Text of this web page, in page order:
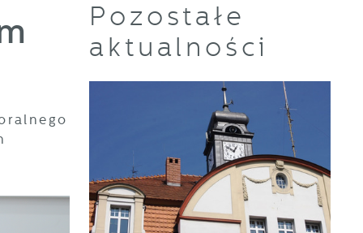
Pozostałe
aktualności